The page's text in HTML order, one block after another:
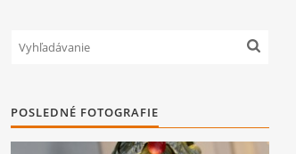
POSLEDNÉ FOTOGRAFIE